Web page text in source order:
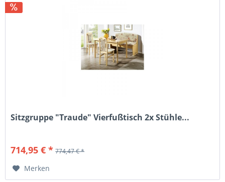
Sitzgruppe "Traude" Vierfußtisch 2x Stühle...
714,95 € * 774,47 € *
Merken